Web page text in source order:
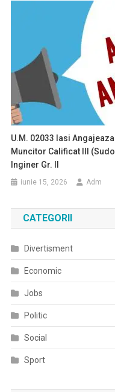
U.M. 02033 Iasi
Muncitor Calificat III
Inginer Gr. II
iunie 15, 2026 Adm
CATEGORII
Divertisment
Economic
Jobs
Politic
Social
Sport